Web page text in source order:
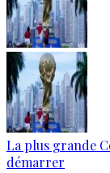
La plus grande
démarrer